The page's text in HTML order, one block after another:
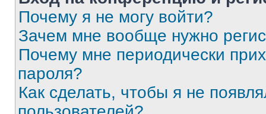
Почему я не могу войти?
Зачем мне вообще нужно
Почему мне периодически
пароля?
Как сделать, чтобы я не